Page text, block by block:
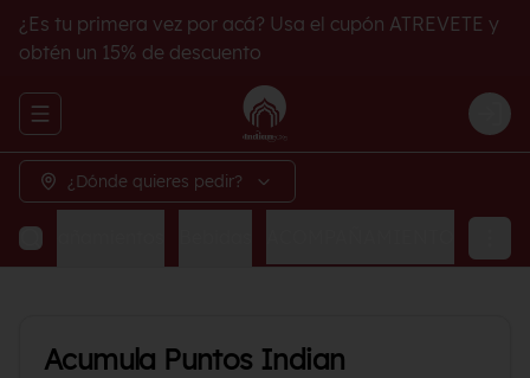
¿Es tu primera vez por acá? Usa el cupón ATREVETE y
obtén un 15% de descuento
Abrir menu de navegación
¿Dónde quieres pedir?
Acumula Puntos Indian